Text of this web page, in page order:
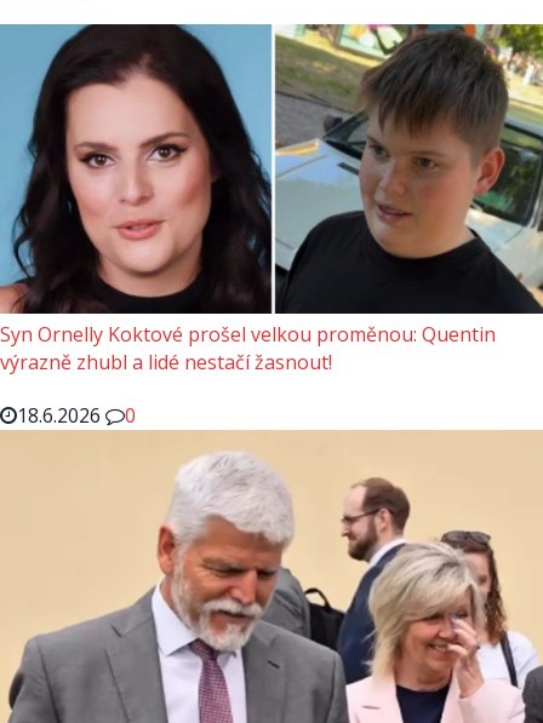
Syn Ornelly Koktové prošel velkou proměnou: Quentin
výrazně zhubl a lidé nestačí žasnout!
18.6.2026
0